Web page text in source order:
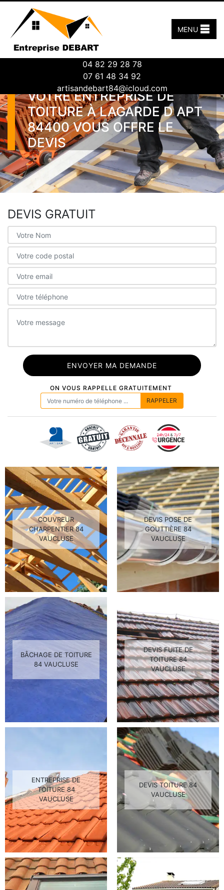
04 82 29 28 78
07 61 48 34 92
artisandebart84@icloud.com
MENU
VOTRE ENTREPRISE DE
TOITURE À LAGARDE D APT
84400 VOUS OFFRE LE
DEVIS
DEVIS GRATUIT
ON VOUS RAPPELLE GRATUITEMENT
COUVREUR
CHARPENTIER 84
VAUCLUSE
DEVIS POSE DE
GOUTTIÈRE 84
VAUCLUSE
BÂCHAGE DE TOITURE
84 VAUCLUSE
DEVIS FUITE DE
TOITURE 84
VAUCLUSE
ENTREPRISE DE
TOITURE 84
VAUCLUSE
DEVIS TOITURE 84
VAUCLUSE